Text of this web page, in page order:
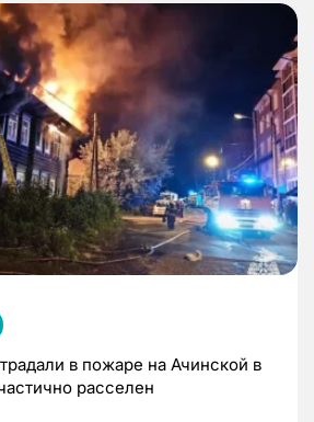
в пожаре на Ачинской в
расселен